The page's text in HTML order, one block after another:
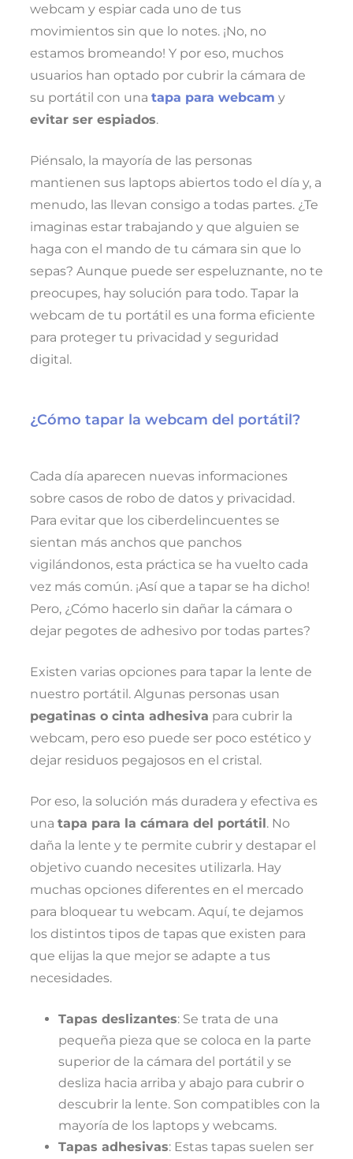
webcam y espiar cada uno de tus
movimientos sin que lo notes. ¡No, no
estamos bromeando! Y por eso, muchos
usuarios han optado por cubrir la cámara de
su portátil con una tapa para webcam y
evitar ser espiados.
Piénsalo, la mayoría de las personas
mantienen sus laptops abiertos todo el día y, a
menudo, las llevan consigo a todas partes. ¿Te
imaginas estar trabajando y que alguien se
haga con el mando de tu cámara sin que lo
sepas? Aunque puede ser espeluznante, no te
preocupes, hay solución para todo. Tapar la
webcam de tu portátil es una forma eficiente
para proteger tu privacidad y seguridad
digital.
¿Cómo tapar la webcam del portátil?
Cada día aparecen nuevas informaciones
sobre casos de robo de datos y privacidad.
Para evitar que los ciberdelincuentes se
sientan más anchos que panchos
vigilándonos, esta práctica se ha vuelto cada
vez más común. ¡Así que a tapar se ha dicho!
Pero, ¿Cómo hacerlo sin dañar la cámara o
dejar pegotes de adhesivo por todas partes?
Existen varias opciones para tapar la lente de
nuestro portátil. Algunas personas usan
pegatinas o cinta adhesiva para cubrir la
webcam, pero eso puede ser poco estético y
dejar residuos pegajosos en el cristal.
Por eso, la solución más duradera y efectiva es
una tapa para la cámara del portátil. No
daña la lente y te permite cubrir y destapar el
objetivo cuando necesites utilizarla. Hay
muchas opciones diferentes en el mercado
para bloquear tu webcam. Aquí, te dejamos
los distintos tipos de tapas que existen para
que elijas la que mejor se adapte a tus
necesidades.
Tapas deslizantes: Se trata de una
pequeña pieza que se coloca en la parte
superior de la cámara del portátil y se
desliza hacia arriba y abajo para cubrir o
descubrir la lente. Son compatibles con la
mayoría de los laptops y webcams.
Tapas adhesivas: Estas tapas suelen ser